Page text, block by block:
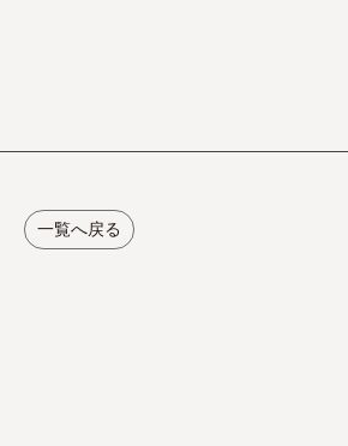
一覧へ戻る